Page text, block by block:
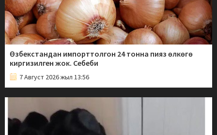
Өзбекстандан импорттолгон 24 тонна пияз өлкөгө
киргизилген жок. Себеби
7 Август 2026 жыл 13:56